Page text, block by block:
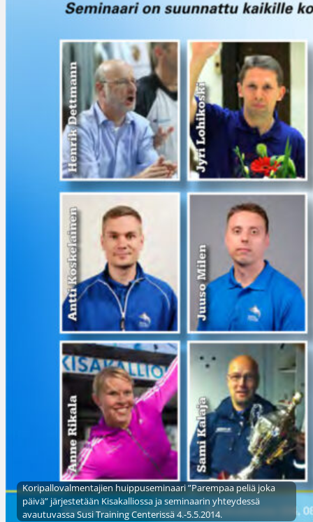
Koripallovalmentajien huippuseminaari ”Parempaa peliä joka
päivä” järjestetään Kisakalliossa ja seminaarin yhteydessä
avautuvassa Susi Training Centerissä 4.-5.5.2014.